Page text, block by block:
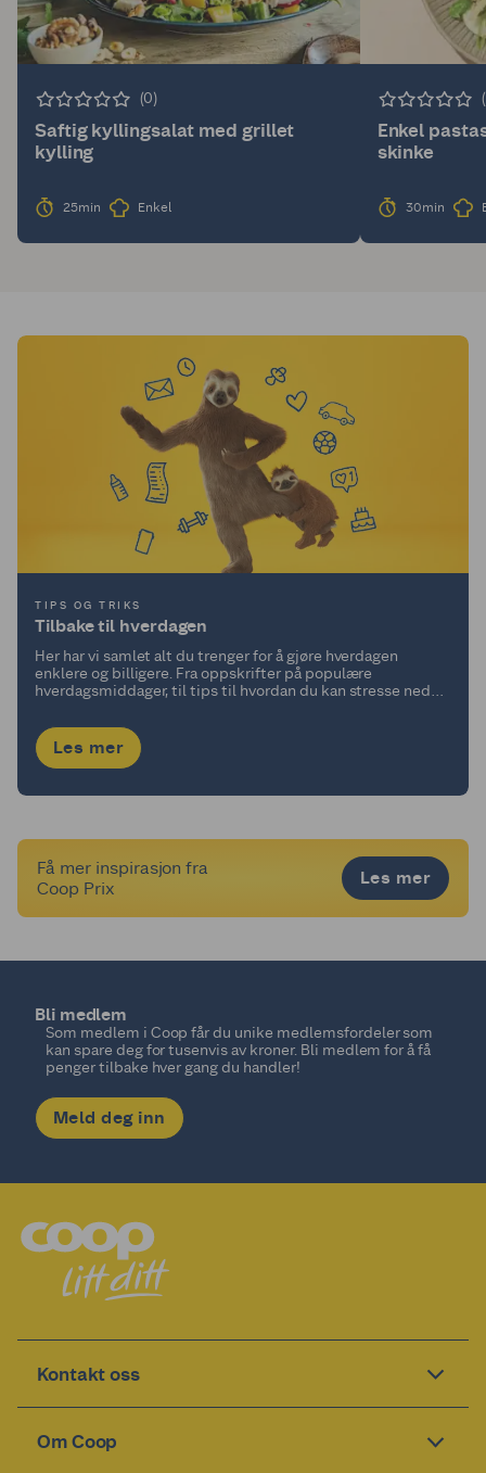
(0)
Saftig kyllingsalat med grillet
kylling
25min Enkel
Enkel
skinke
30min
TIPS OG TRIKS
Tilbake til hverdagen
Her har vi samlet alt du trenger for å gjøre hverdagen
enklere og billigere. Fra oppskrifter på populære
hverdagsmiddager, til tips til hvordan du kan stresse ned
Les mer
Få mer inspirasjon fra
Coop Prix
Les mer
Bli medlem
Som medlem i Coop får du unike medlemsfordeler som
kan spare deg for tusenvis av kroner. Bli medlem for å få
penger tilbake hver gang du handler!
Meld deg inn
Kontakt oss
Om Coop